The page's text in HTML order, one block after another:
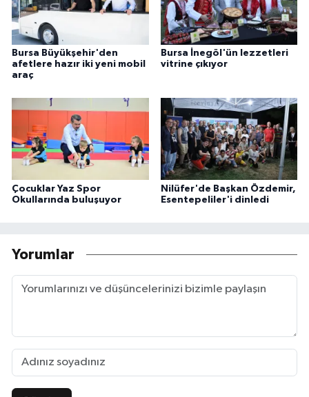
Bursa Büyükşehir'den
afetlere hazır iki yeni mobil
araç
Bursa İnegöl'ün lezzetleri
vitrine çıkıyor
Çocuklar Yaz Spor
Okullarında buluşuyor
Nilüfer'de Başkan Özdemir,
Esentepeliler'i dinledi
Yorumlar